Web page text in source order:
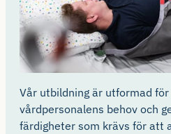
Vår utbildning är utformad
vårdpersonalens behov och
färdigheter som krävs för att